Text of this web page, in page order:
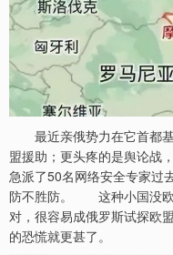
最近亲俄势力在它首都基
盟援助；更头疼的是舆论战
急派了50名网络安全专家过
防不胜防。 这种小国没欧
对，很容易成俄罗斯试探欧
的恐慌就更甚了。